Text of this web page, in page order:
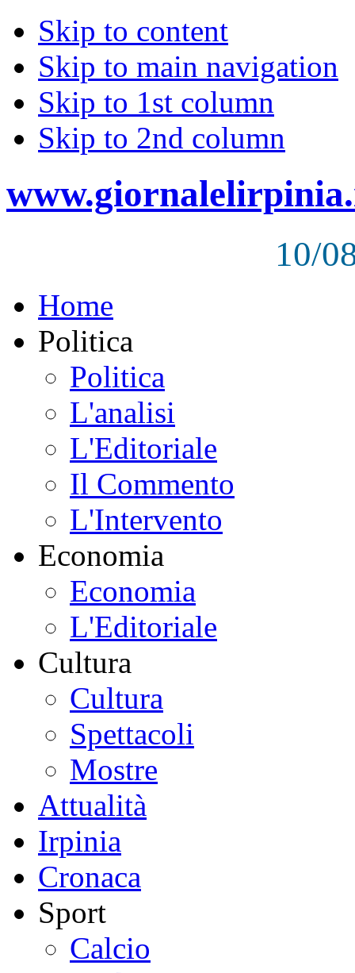
Skip to content
Skip to main navigation
Skip to 1st column
Skip to 2nd column
10/
Home
Politica
Politica
L'analisi
L'Editoriale
Il Commento
L'Intervento
Economia
Economia
L'Editoriale
Cultura
Cultura
Spettacoli
Mostre
Attualità
Irpinia
Cronaca
Sport
Calcio